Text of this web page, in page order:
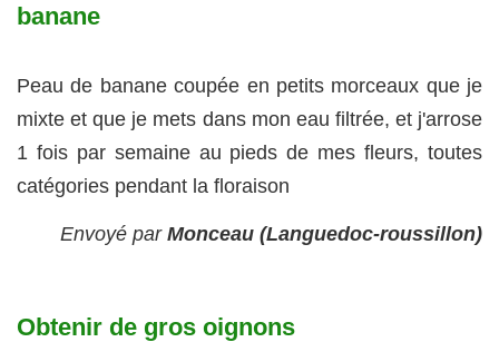
banane
Peau de banane coupée en petits morceaux que je
mixte et que je mets dans mon eau filtrée, et j'arrose
1 fois par semaine au pieds de mes fleurs, toutes
catégories pendant la floraison
Envoyé par Monceau (Languedoc-roussillon)
Obtenir de gros oignons